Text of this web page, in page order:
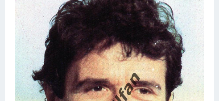
Тренажеры
Интерьер квартиры